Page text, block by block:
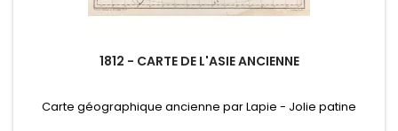
1812 - CARTE DE L'ASIE ANCIENNE
Carte géographique ancienne par Lapie - Jolie patine